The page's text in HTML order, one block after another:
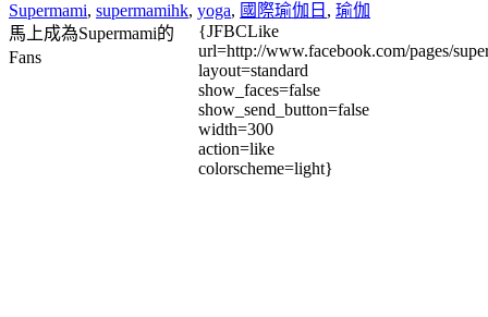
Supermami, supermamihk, yoga, 國際瑜伽日 , 瑜伽
馬上成為Supermami的
Fans
{JFBCLike
url=http://www.facebook.com/pages/
layout=standard
show_faces=false
show_send_button=false
width=300
action=like
colorscheme=light}